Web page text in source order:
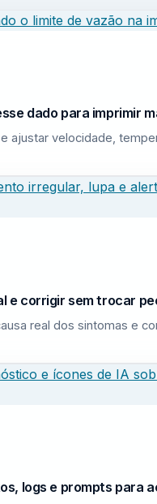
dado para imprimir
ajustar velocidade,
e corrigir sem trocar
real dos sintomas e
logs e prompts para